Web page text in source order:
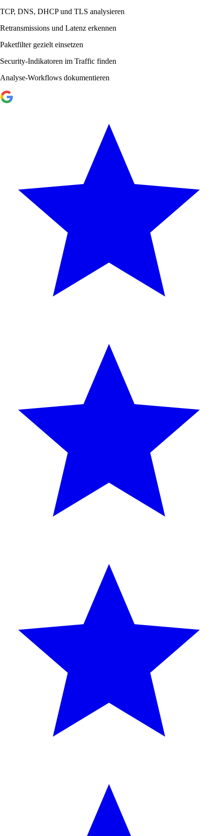
TCP, DNS, DHCP und TLS analysieren
Retransmissions und Latenz erkennen
Paketfilter gezielt einsetzen
Security-Indikatoren im Traffic finden
Analyse-Workflows dokumentieren